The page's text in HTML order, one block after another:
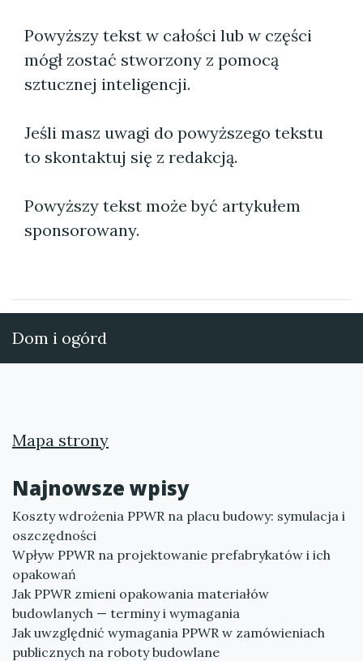
Powyższy tekst w całości lub w części
mógł zostać stworzony z pomocą
sztucznej inteligencji.
Jeśli masz uwagi do powyższego tekstu
to skontaktuj się z redakcją.
Powyższy tekst może być artykułem
sponsorowany.
Dom i ogórd
Mapa strony
Najnowsze wpisy
Koszty wdrożenia PPWR na placu budowy: symulacja i
oszczędności
Wpływ PPWR na projektowanie prefabrykatów i ich
opakowań
Jak PPWR zmieni opakowania materiałów
budowlanych — terminy i wymagania
Jak uwzględnić wymagania PPWR w zamówieniach
publicznych na roboty budowlane